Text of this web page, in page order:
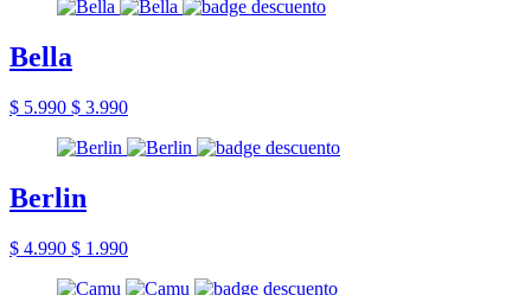
Bella
$ 5.990 $ 3.990
Berlin
$ 4.990 $ 1.990